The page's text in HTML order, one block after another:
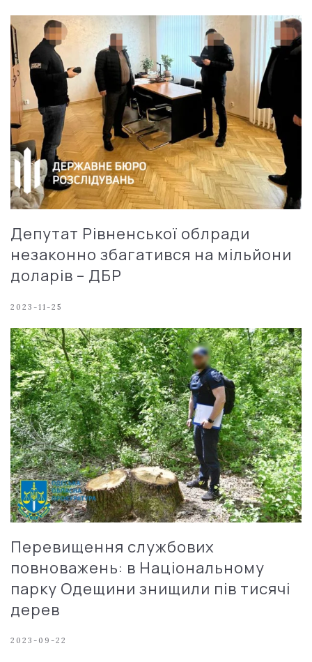
Депутат Рівненської облради
незаконно збагатився на мільйони
доларів – ДБР
2023-11-25
Перевищення службових
повноважень: в Національному
парку Одещини знищили пів тисячі
дерев
2023-09-22